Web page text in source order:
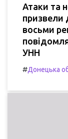
Атаки та
призвели
восьми
УНН
#Донецька